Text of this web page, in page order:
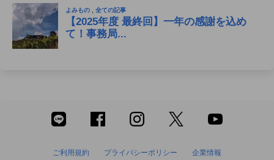
ご利用規約 プライバシーポリシー 企業情報